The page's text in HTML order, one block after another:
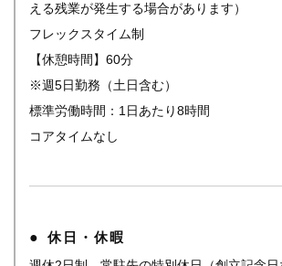
える残業が発生する場合があります）
フレックスタイム制
【休憩時間】60分
※週5日勤務（土日含む）
標準労働時間：1日あたり8時間
コアタイムなし
休日・休暇